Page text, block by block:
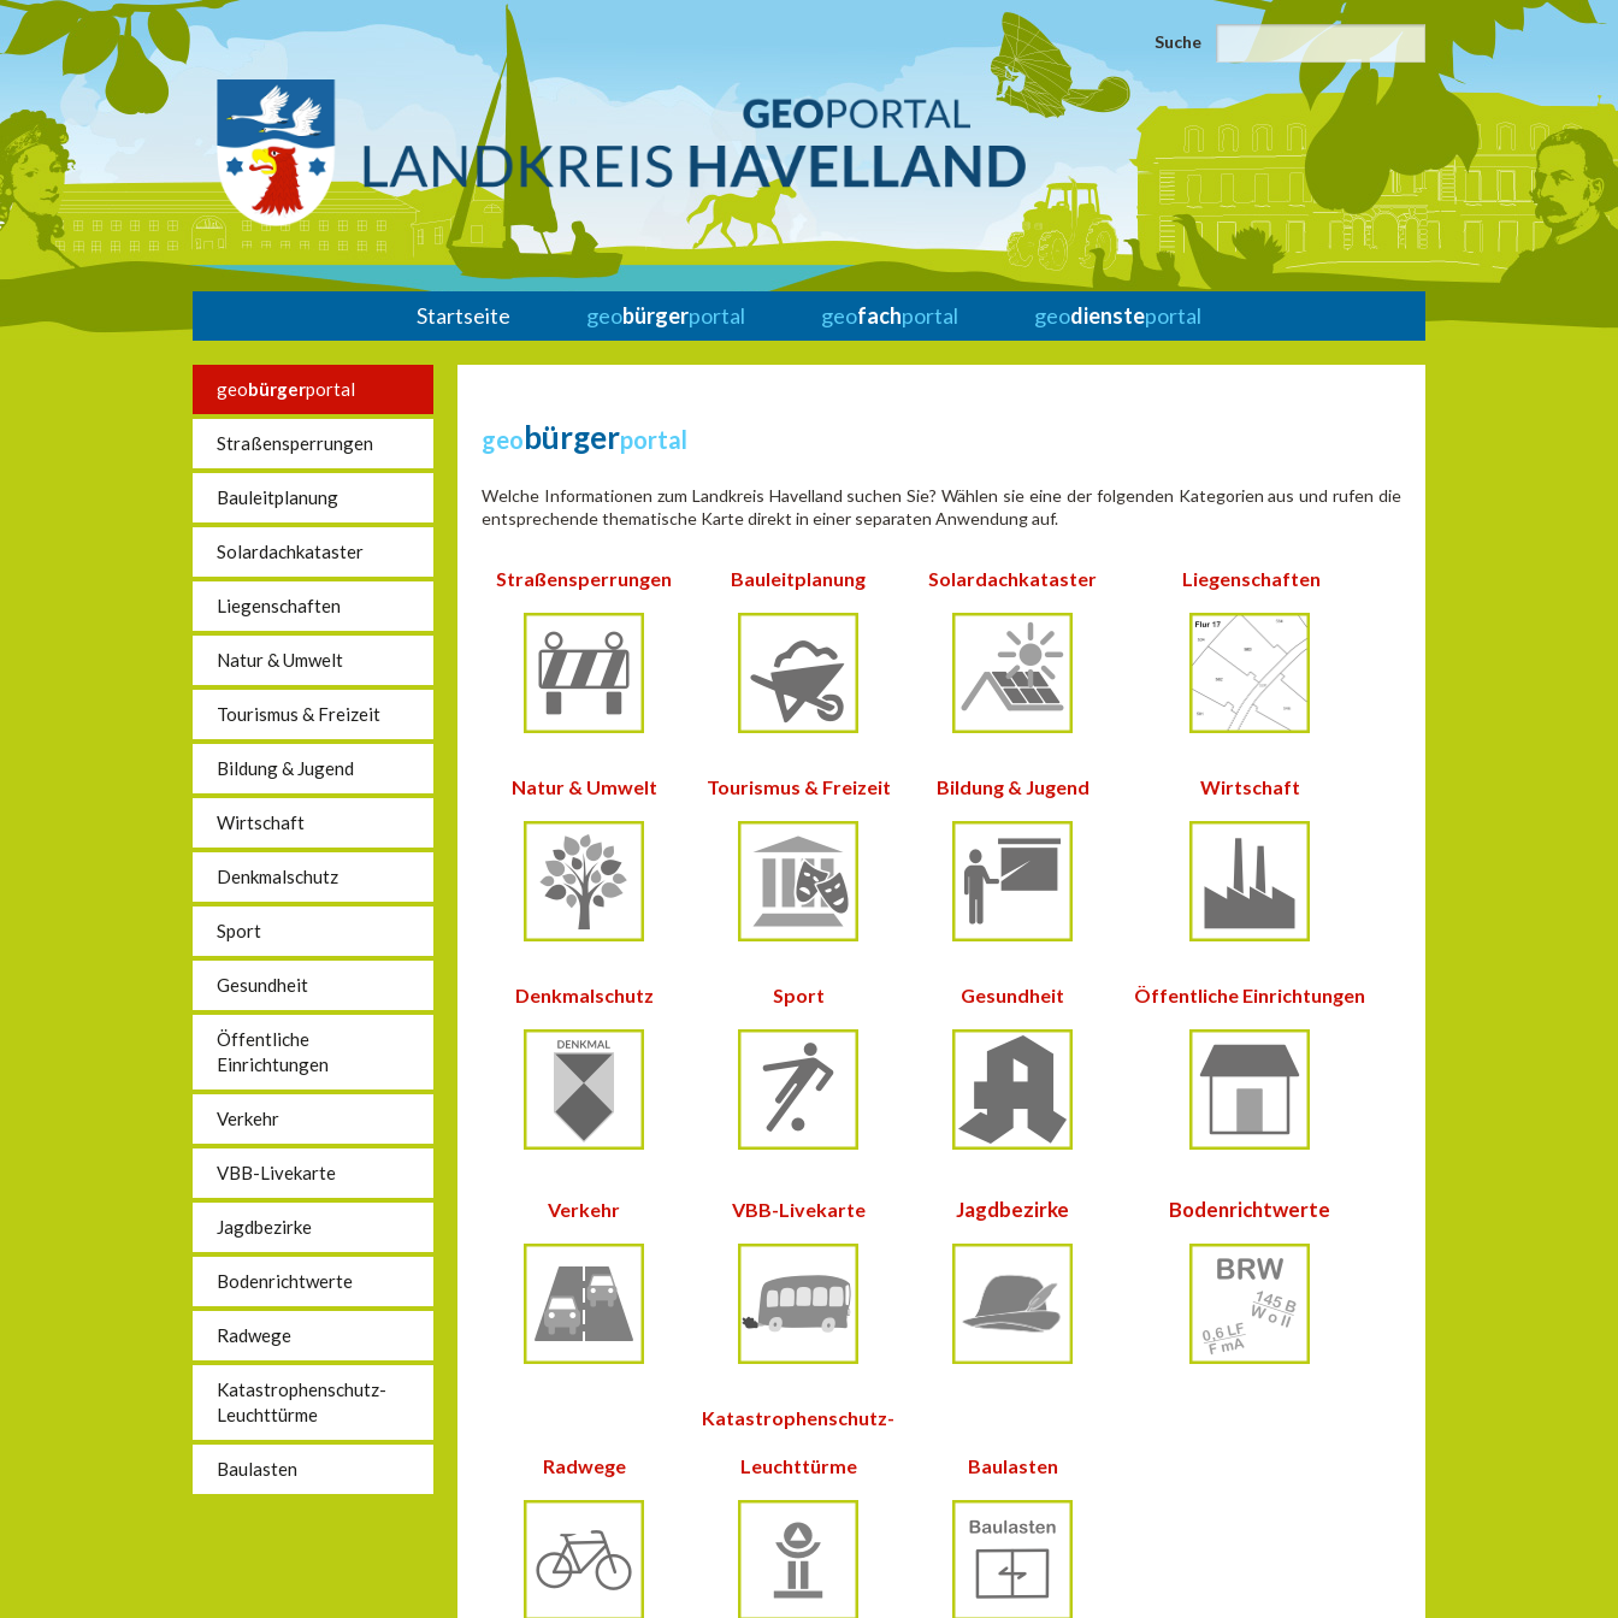
Suche
Startseite geobürgerportal geofachportal geodiensteportal
geobürgerportal
Straßensperrungen
Bauleitplanung
Solardachkataster
Liegenschaften
Natur & Umwelt
Tourismus & Freizeit
Bildung & Jugend
Wirtschaft
Denkmalschutz
Sport
Gesundheit
Öffentliche
Einrichtungen
Verkehr
VBB-Livekarte
Jagdbezirke
Bodenrichtwerte
Radwege
Katastrophenschutz-
Leuchttürme
Baulasten
geobürgerportal
Welche Informationen zum Landkreis Havelland suchen Sie? Wählen sie eine der folgenden Kategorien aus und rufen die
entsprechende thematische Karte direkt in einer separaten Anwendung auf.
Straßensperrungen Bauleitplanung Solardachkataster Liegenschaften
Natur & Umwelt Tourismus & Freizeit Bildung & Jugend Wirtschaft
Denkmalschutz Sport Gesundheit Öffentliche Einrichtungen
Verkehr VBB-Livekarte Jagdbezirke Bodenrichtwerte
Radwege
Katastrophenschutz-
Leuchttürme Baulasten